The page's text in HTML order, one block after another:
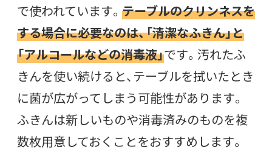
で使われています。 テーブルのクリンネスを
する場合に必要なのは、「清潔なふきん」と
「アルコールなどの消毒液」です。汚れたふ
きんを使い続けると、テーブルを拭いたとき
に菌が広がってしまう可能性があります。
ふきんは新しいものや消毒済みのものを複
数枚用意しておくことをおすすめします。